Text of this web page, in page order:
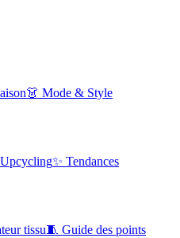
👗 Mode & Style
✨ Tendances
tissu🧵 Guide des points